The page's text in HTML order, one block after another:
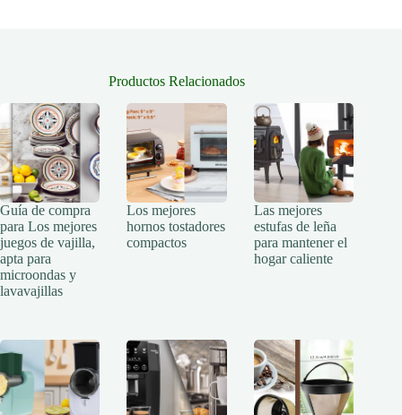
Productos Relacionados
Guía de compra
para Los mejores
juegos de vajilla,
apta para
microondas y
lavavajillas
Los mejores
hornos tostadores
compactos
Las mejores
estufas de leña
para mantener el
hogar caliente